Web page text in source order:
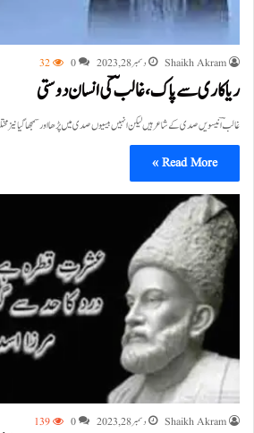
Shaikh Akram دسمبر 28, 2023 0
32
ریاکاری سے پاک، غالبؔ کی انسان دوستی
غالبؔ انیسویں صدی کے شاعر ہیں لیکن انہیں بیسیوں صدی میں پڑھا اور سمجھا گیا نیز
Read More »
Shaikh Akram دسمبر 28, 2023 0
139